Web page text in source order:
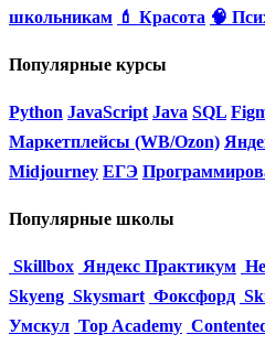
школьникам 💄 Красота 🧠
Популярные курсы
Python JavaScript Java SQL
Маркетплейсы (WB/Ozon)
Midjourney ЕГЭ
Популярные школы
Skillbox Яндекс Практикум
Skyeng Skysmart Фоксфорд
Умскул Top Academy